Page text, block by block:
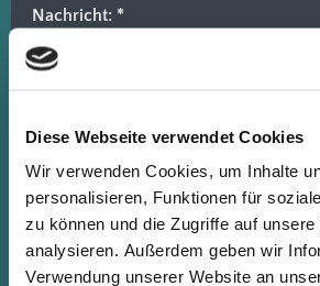
Diese Webseite verwendet Cookies
Wir verwenden Cookies, um Inhalte
personalisieren, Funktionen für
zu können und die Zugriffe auf
analysieren. Außerdem geben wir
Verwendung unserer Website an
Nachricht:*
Betreuungszeitraum:
Captcha (Spam-Schutz-Code): *